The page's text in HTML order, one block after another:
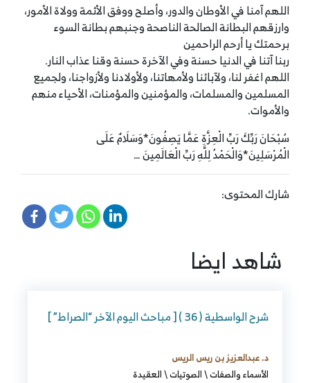
اللهم آمنا في الأوطان والدور، وأصلح ووفق الأئمة وولاة الأمور،
وارزقهم البطانة الصالحة الناصحة وجنبهم بطانة السوء
برحمتك يا أرحم الراحمين
ربنا آتنا في الدنيا حسنة وفي الآخرة حسنة وقنا عذاب النار.
اللهم اغفر لنا، ولآبائنا ولأمهاتنا، ولأولادنا ولأزواجنا، ولجميع
المسلمين والمسلمات، والمؤمنين والمؤمنات، الأحياء منهم
والأموات.
سُبْحَانَ رَبِّكَ رَبِّ الْعِزَّةِ عَمَّا يَصِفُونَ*وَسَلَامٌ عَلَى
الْمُرْسَلِينَ*وَالْحَمْدُ لِلَّهِ رَبِّ الْعَالَمِينَ …
شارك المحتوى:
شاهد ايضا
شرح الواسطية ( 36 ) [ مباحث اليوم الآخر “الصراط” ]
د. عبدالعزيز بن ريس الريس
الأسماء والصفات\الصوتيات\العقيدة